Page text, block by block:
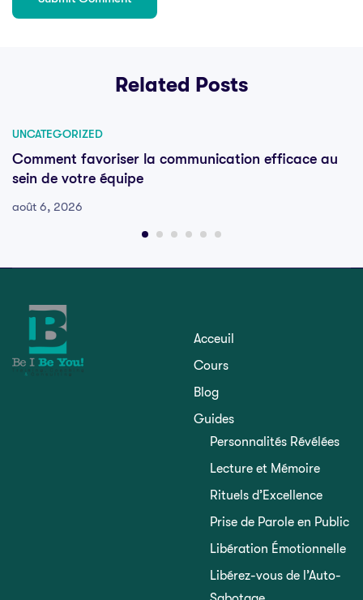
Related Posts
UNCATEGORIZED
Comment favoriser la communication efficace au
sein de votre équipe
août 6, 2026
Acceuil
Cours
Blog
Guides
Personnalités Révélées
Lecture et Mémoire
Rituels d’Excellence
Prise de Parole en Public
Libération Émotionnelle
Libérez-vous de l’Auto-